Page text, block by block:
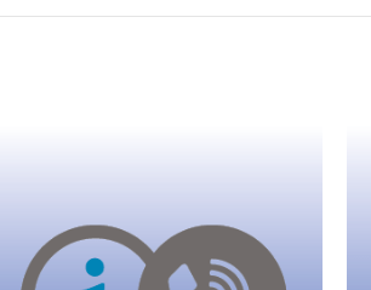
Arbeitsplatzoptimierung